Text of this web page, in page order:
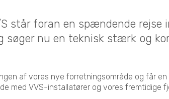
står foran en spændende rejse
søger nu en teknisk stærk og
af vores nye forretningsområde og får
med VVS-installatører og vores fremtidige